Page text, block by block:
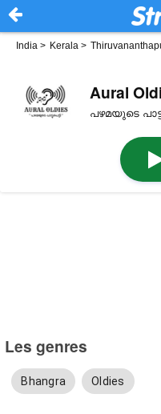
India > Kerala >
Aural
പഴമയുടെ
Les genres
Bhangra Oldies